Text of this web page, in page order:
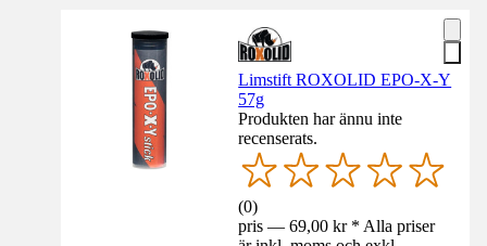
Limstift ROXOLID EPO-X-Y
57g
Produkten har ännu inte
recenserats.
(0)
pris — 69,00 kr * Alla priser